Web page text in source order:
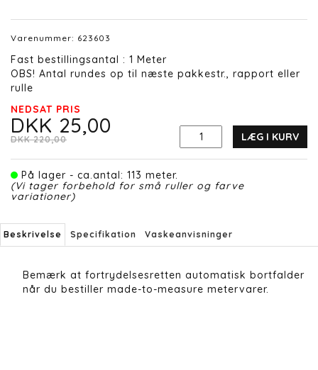
Varenummer: 623603
Fast bestillingsantal : 1 Meter
OBS! Antal rundes op til næste pakkestr., rapport eller
rulle
NEDSAT PRIS
DKK 25,00
DKK 220,00 LÆG I KURV
På lager - ca.antal: 113 meter.
(Vi tager forbehold for små ruller og farve
variationer)
Beskrivelse Specifikation Vaskeanvisninger
Bemærk at fortrydelsesretten automatisk bortfalder
når du bestiller made-to-measure metervarer.